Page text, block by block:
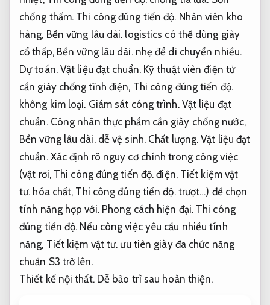
chống thấm. Thi công đúng tiến độ. Nhân viên kho
hàng, Bền vững lâu dài. logistics có thể dùng giày
cổ thấp, Bền vững lâu dài.nhẹ để di chuyển nhiều.
Dự toán. Vật liệu đạt chuẩn.Kỹ thuật viên điện tử
cần giày chống tĩnh điện, Thi công đúng tiến độ.
không kim loại. Giám sát công trình. Vật liệu đạt
chuẩn.Công nhân thực phẩm cần giày chống nước,
Bền vững lâu dài.dễ vệ sinh. Chất lượng. Vật liệu đạt
chuẩn.Xác định rõ nguy cơ chính trong công việc
(vật rơi, Thi công đúng tiến độ. điện, Tiết kiệm vật
tư. hóa chất, Thi công đúng tiến độ.trượt…) để chọn
tính năng hợp với. Phong cách hiện đại. Thi công
đúng tiến độ. Nếu công việc yêu cầu nhiều tính
năng, Tiết kiệm vật tư. ưu tiên giày đa chức năng
chuẩn S3 trở lên.
Thiết kế nội thất. Dễ bảo trì sau hoàn thiện.